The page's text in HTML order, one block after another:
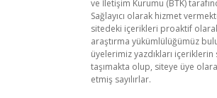
ve İletişim Kurumu (BTK)
Sağlayıcı olarak hizmet
sitedeki içerikleri proaktif
araştırma yükümlülüğümüz
üyelerimiz yazdıkları
taşımakta olup, siteye üye
etmiş sayılırlar.